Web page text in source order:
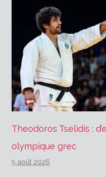
Theodoros Tselidis :
olympique grec
5 août 2026